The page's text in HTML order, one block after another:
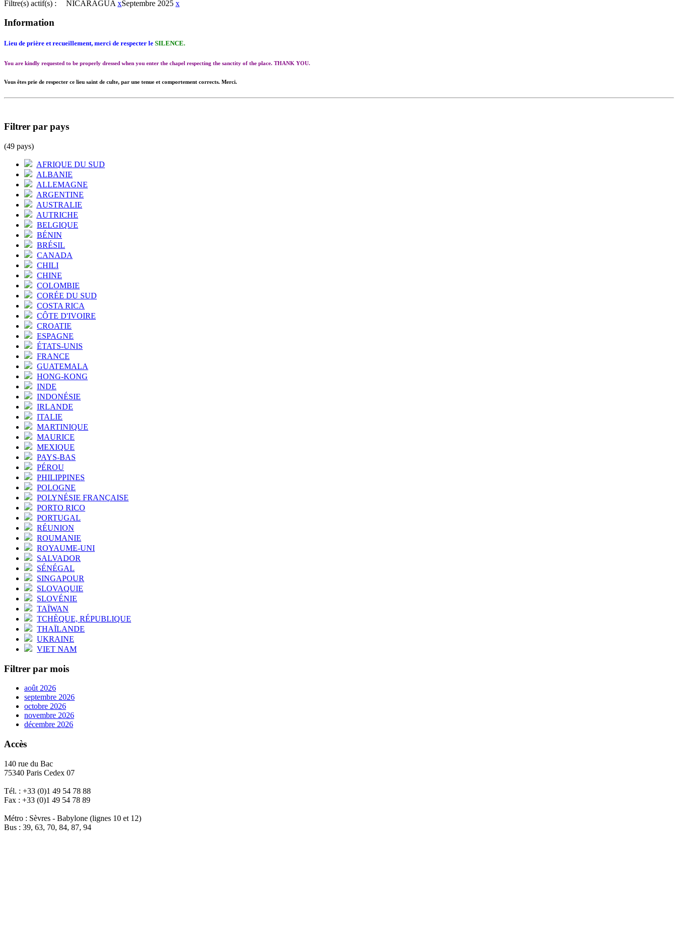
Filtre(s) actif(s) : NICARAGUA xSeptembre 2025 x
Information
Lieu de prière et recueillement, merci de respecter le SILENCE.
You are kindly requested to be properly dressed when you enter the chapel respecting the sanctity of the place. THANK YOU.
Vous êtes prie de respecter ce lieu saint de culte, par une tenue et comportement corrects. Merci.
Filtrer par pays
(49 pays)
AFRIQUE DU SUD
ALBANIE
ALLEMAGNE
ARGENTINE
AUSTRALIE
AUTRICHE
BELGIQUE
BÉNIN
BRÉSIL
CANADA
CHILI
CHINE
COLOMBIE
CORÉE DU SUD
COSTA RICA
CÔTE D'IVOIRE
CROATIE
ESPAGNE
ÉTATS-UNIS
FRANCE
GUATEMALA
HONG-KONG
INDE
INDONÉSIE
IRLANDE
ITALIE
MARTINIQUE
MAURICE
MEXIQUE
PAYS-BAS
PÉROU
PHILIPPINES
POLOGNE
POLYNÉSIE FRANÇAISE
PORTO RICO
PORTUGAL
RÉUNION
ROUMANIE
ROYAUME-UNI
SALVADOR
SÉNÉGAL
SINGAPOUR
SLOVAQUIE
SLOVÉNIE
TAÏWAN
TCHÈQUE, RÉPUBLIQUE
THAÏLANDE
UKRAINE
VIET NAM
Filtrer par mois
août 2026
septembre 2026
octobre 2026
novembre 2026
décembre 2026
Accès
140 rue du Bac
75340 Paris Cedex 07
Tél. : +33 (0)1 49 54 78 88
Fax : +33 (0)1 49 54 78 89
Métro : Sèvres - Babylone (lignes 10 et 12)
Bus : 39, 63, 70, 84, 87, 94